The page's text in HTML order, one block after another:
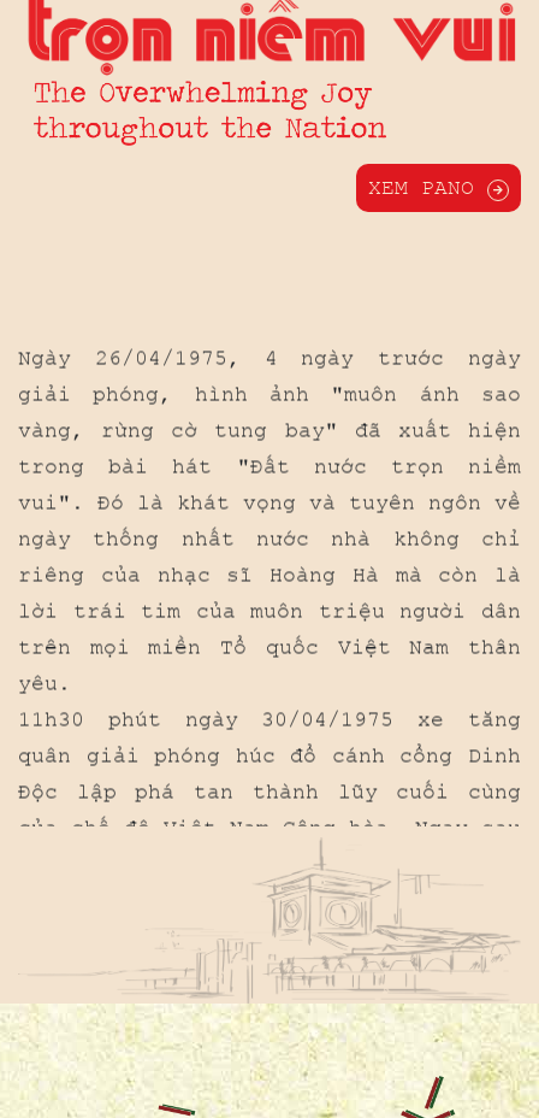
XEM PANO
vàng, rừng cờ tung bay" đã xuất hiện
trong bài hát "Đất nước trọn niềm
vui". Đó là khát vọng và tuyên ngôn về
ngày thống nhất nước nhà không chỉ
riêng của nhạc sĩ Hoàng Hà mà còn là
lời trái tim của muôn triệu người dân
trên mọi miền Tổ quốc Việt Nam thân
yêu.
11h30 phút ngày 30/04/1975 xe tăng
quân giải phóng húc đổ cánh cổng Dinh
Độc lập phá tan thành lũy cuối cùng
của chế độ Việt Nam Cộng hòa. Ngay sau
đó lá cờ giải phóng đã được tung bay
trên nóc Dinh Độc lập. Chiến dịch Hồ
Hòa chung niềm vui với Sài Gòn giải
phóng, Hà Nội cũng vỡ òa trong niềm
hạnh phúc khi nghe thông báo chiến
thắng được phát trên Đài Tiếng nói
Việt Nam. Người dân từ khắp mọi nẻo
đường tuần hành tập trung tại Bờ Hồ,